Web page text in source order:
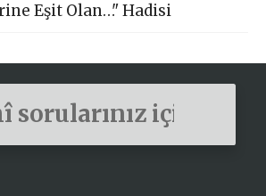
Eşit Olan…" Hadisi